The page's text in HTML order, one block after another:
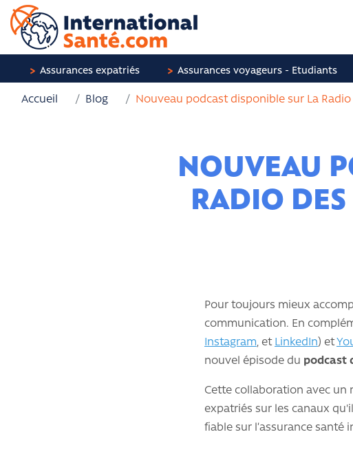
Assurances expatriés Assurances voyageurs - Etudiants
Accueil Blog Nouveau podcast disponible sur La
NOUVEAU
RADIO
Pour toujours mieux
communication. En
Instagram, et LinkedIn) et
nouvel épisode du podcast
Cette collaboration avec un
expatriés sur les canaux
fiable sur l’assurance santé